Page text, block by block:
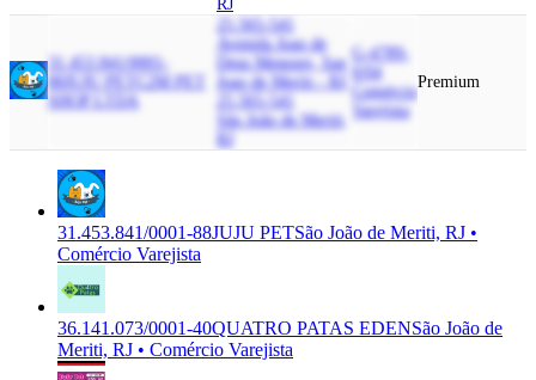
RJ
31.453.841/0001-
88
C2M PET
25.565-541
Avenida Joao de
Deus Menezes, Sao
Joao de Meriti - RJ,
25.565-541
São João de Meriti,
G-4789-
0/04
Comércio
Varejista
Premium
31.453.841/0001-88JUJU PETSão João de Meriti, RJ •
Comércio Varejista
36.141.073/0001-40QUATRO PATAS EDENSão João de
Meriti, RJ • Comércio Varejista